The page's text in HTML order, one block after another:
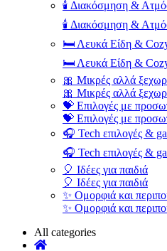
🕯️ Διακόσμηση &
🕯️ Διακόσμηση &
🛏️ Λευκά Είδη &
🛏️ Λευκά Είδη &
🎀 Μικρές αλλά
🎀 Μικρές αλλά
💝 Επιλογές με
💝 Επιλογές με
🎧 Tech επιλογές &
🎧 Tech επιλογές &
🎈 Ιδέες για παιδιά
🎈 Ιδέες για παιδιά
✨ Ομορφιά και
✨ Ομορφιά και
All categories